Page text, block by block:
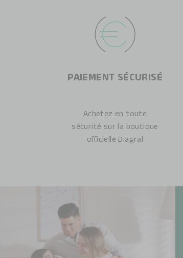
PAIEMENT SÉCURISÉ
Achetez en toute
sécurité sur la boutique
officielle Diagral